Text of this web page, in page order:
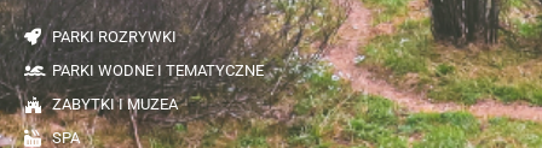
PARKI ROZRYWKI
PARKI WODNE I TEMATYCZNE
ZABYTKI I MUZEA
SPA